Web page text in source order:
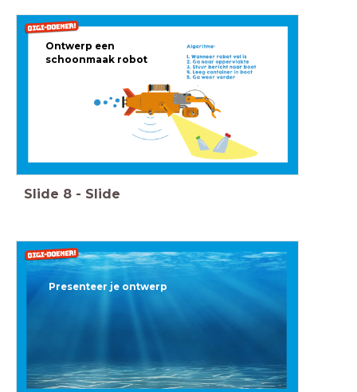
Ontwerp een
schoonmaak robot
Slide 8 - Slide
Presenteer je ontwerp